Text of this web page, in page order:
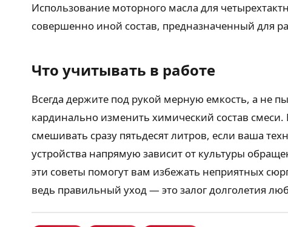
Использование моторного масла для
совершенно иной состав, предназначенный для
Что учитывать в работе
Всегда держите под рукой мерную емкость, а не
кардинально изменить химический состав
смешивать сразу пятьдесят литров, если ваша
устройства напрямую зависит от культуры
эти советы помогут вам избежать неприятных
ведь правильный уход — это залог долголетия